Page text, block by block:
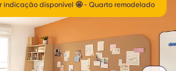
(US)
Español
indicação disponível 🤩 - Quarto remodelado